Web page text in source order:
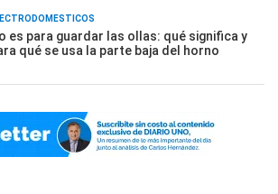
es para guardar las ollas: qué significa y
qué se usa la parte baja del horno